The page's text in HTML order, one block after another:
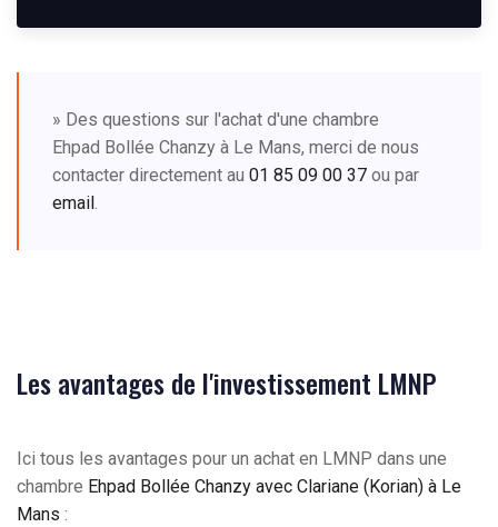
» Des questions sur l'achat d'une chambre
Ehpad Bollée Chanzy à Le Mans, merci de nous
contacter directement au 01 85 09 00 37 ou par
email
Les avantages de l'investissement LMNP
Ici tous les avantages pour un achat en LMNP dans une
chambre Ehpad Bollée Chanzy avec Clariane (Korian) à Le
Mans :